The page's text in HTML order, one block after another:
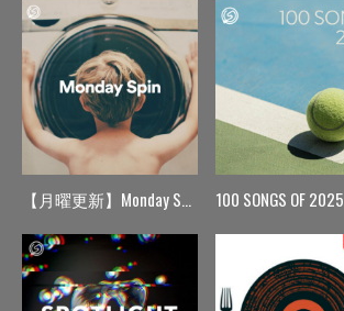
【月曜更新】Monday Spin 100 SONGS OF 2025